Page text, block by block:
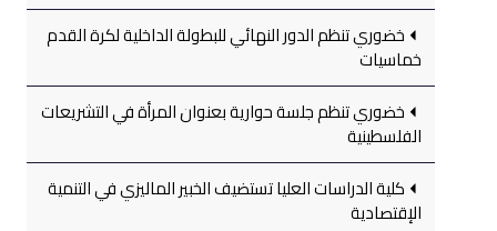
خضوري تنظم الدور النهائي للبطولة الداخلية لكرة القدم
خماسيات
خضوري تنظم جلسة حوارية بعنوان المرأة في التشريعات
الفلسطينية
كلية الدراسات العليا تستضيف الخبير الماليزي في التنمية
الإقتصادية